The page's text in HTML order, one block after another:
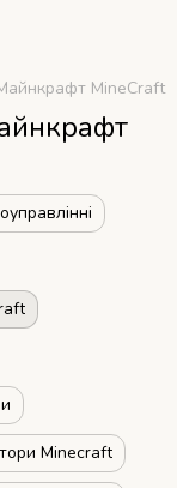
MineCraft
Minecraft